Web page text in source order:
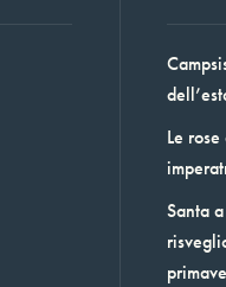
Le
Santa